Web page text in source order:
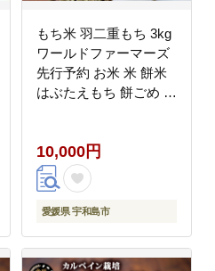
もち米 羽二重もち 3kg
ワールドファーマーズ
先行予約 お米 米 餅米
はぶたえもち 餅ごめ お
餅 甘い モチ お正月 産
地直送 数量限定 国産
愛媛 宇和島 G010-
024029
10,000円
愛媛県 宇和島市